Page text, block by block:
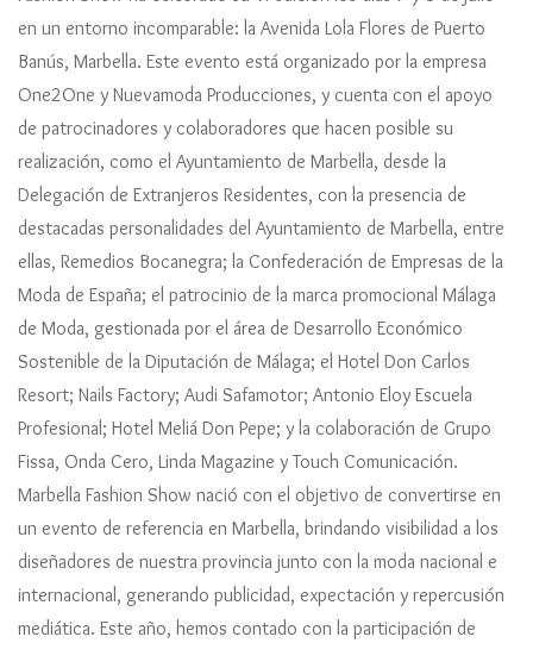
en un entorno incomparable: la Avenida Lola Flores de Puerto
Banús, Marbella. Este evento está organizado por la empresa
One2One y Nuevamoda Producciones, y cuenta con el apoyo
de patrocinadores y colaboradores que hacen posible su
realización, como el Ayuntamiento de Marbella, desde la
Delegación de Extranjeros Residentes, con la presencia de
destacadas personalidades del Ayuntamiento de Marbella, entre
ellas, Remedios Bocanegra; la Confederación de Empresas de la
Moda de España; el patrocinio de la marca promocional Málaga
de Moda, gestionada por el área de Desarrollo Económico
Sostenible de la Diputación de Málaga; el Hotel Don Carlos
Resort; Nails Factory; Audi Safamotor; Antonio Eloy Escuela
Profesional; Hotel Meliá Don Pepe; y la colaboración de Grupo
Fissa, Onda Cero, Linda Magazine y Touch Comunicación.
Marbella Fashion Show nació con el objetivo de convertirse en
un evento de referencia en Marbella, brindando visibilidad a los
diseñadores de nuestra provincia junto con la moda nacional e
internacional, generando publicidad, expectación y repercusión
mediática. Este año, hemos contado con la participación de